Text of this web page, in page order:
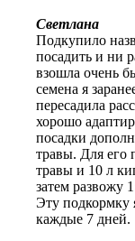
Светлана
Подкупило
посадить и ни
взошла очень
семена я
пересадила
хорошо
посадки
травы. Для его
травы и 10 л
затем развожу
Эту подкормку
каждые 7 дней.